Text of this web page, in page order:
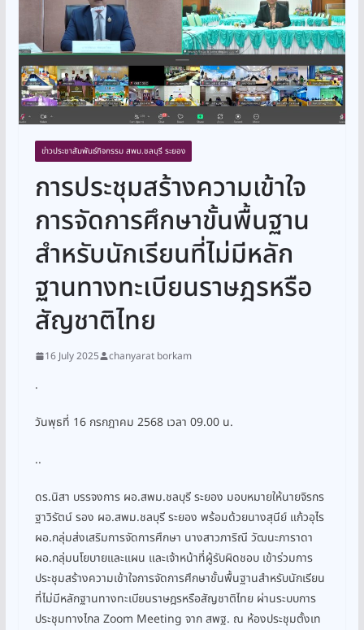
ข่าวประชาสัมพันธ์กิจกรรม สพม.ชลบุรี ระยอง
การประชุมสร้างความเข้าใจ
การจัดการศึกษาขั้นพื้นฐาน
สำหรับนักเรียนที่ไม่มีหลัก
ฐานทางทะเบียนราษฎรหรือ
สัญชาติไทย
16 July 2025 chanyarat borkam
.
วันพุธที่ 16 กรกฎาคม 2568 เวลา 09.00 น.
..
ดร.นิสา บรรจงการ ผอ.สพม.ชลบุรี ระยอง มอบหมายให้นายจิรกร
ฐาวิรัตน์ รอง ผอ.สพม.ชลบุรี ระยอง พร้อมด้วยนางสุนีย์ แก้วอุไร
ผอ.กลุ่มส่งเสริมการจัดการศึกษา นางสาวภาริณี วัฒนะภาราดา
ผอ.กลุ่มนโยบายและแผน และเจ้าหน้าที่ผู้รับผิดชอบ เข้าร่วมการ
ประชุมสร้างความเข้าใจการจัดการศึกษาขั้นพื้นฐานสำหรับนักเรียน
ที่ไม่มีหลักฐานทางทะเบียนราษฎรหรือสัญชาติไทย ผ่านระบบการ
ประชุมทางไกล Zoom Meeting จาก สพฐ. ณ ห้องประชุมตั้งเท